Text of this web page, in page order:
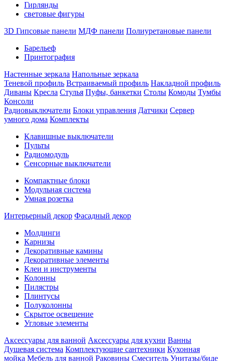
Гирлянды
световые фигуры
3D Гипсовые панели МДФ панели Полиуретановые панели
Барельеф
Принтография
Настенные зеркала Напольные зеркала
Теневой профиль Встраиваемый профиль Накладной профиль
Диваны Кресла Стулья Пуфы, банкетки Столы Комоды Тумбы
Консоли
Радиовыключатели Блоки управления Датчики Сервер
умного дома Комплекты
Клавишные выключатели
Пульты
Радиомодуль
Сенсорные выключатели
Компактные блоки
Модульная система
Умная розетка
Интерьерный декор Фасадный декор
Молдинги
Карнизы
Декоративные камины
Декоративные элементы
Клеи и инструменты
Колонны
Пилястры
Плинтусы
Полуколонны
Скрытое освещение
Угловые элементы
Аксессуары для ванной Аксессуары для кухни Ванны
Душевая система Комплектующие сантехники Кухонная
мойка Мебель для ванной Раковины Смеситель Унитазы/биде